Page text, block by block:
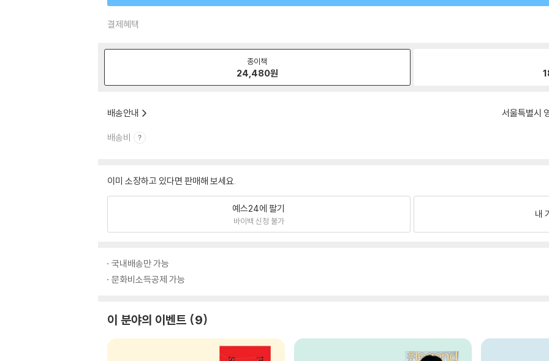
결제혜택
종이책
24,480원
배송안내 서울특별시
배송비
이미 소장하고 있다면 판매해 보세요.
예스24에 팔기
바이백 신청 불가
내
국내배송만 가능
문화비소득공제 가능
이 분야의 이벤트 9